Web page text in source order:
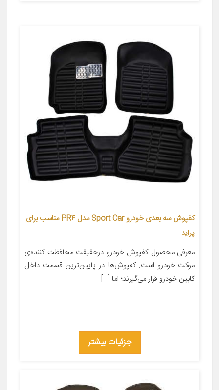
کفپوش سه بعدی خودرو Sport Car مدل PR4 مناسب برای
پراید
معرفی محصول کفپوش خودرو درحقیقت محافظت کننده‌ی
موکت خودرو است. کفپوش‌ها در پایین‌ترین قسمت داخل
کابین خودرو قرار می‌گیرند؛ اما […]
جزئیات بیشتر